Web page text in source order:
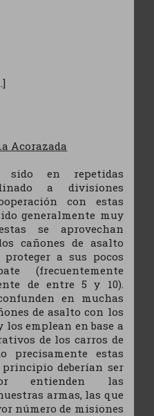
Acorazada
en repetidas
a divisiones
con estas
generalmente muy
se aprovechan
cañones de asalto
a sus pocos
(frecuentemente
de entre 5 y 10).
en muchas
de asalto con los
los emplean en base a
de los carros de
precisamente estas
deberían ser
entienden las
armas, las que
número de misiones